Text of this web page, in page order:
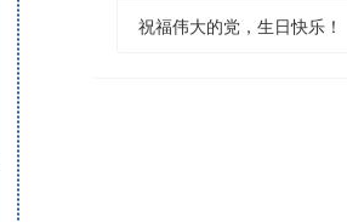
祝福伟大的党，生日快乐！